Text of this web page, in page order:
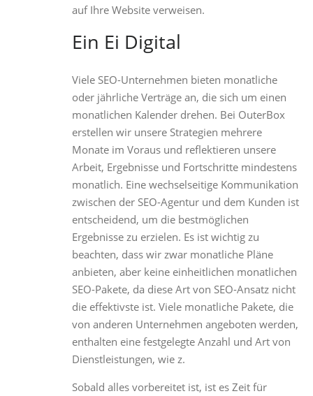
auf Ihre Website verweisen.
Ein Ei Digital
Viele SEO-Unternehmen bieten monatliche
oder jährliche Verträge an, die sich um einen
monatlichen Kalender drehen. Bei OuterBox
erstellen wir unsere Strategien mehrere
Monate im Voraus und reflektieren unsere
Arbeit, Ergebnisse und Fortschritte mindestens
monatlich. Eine wechselseitige Kommunikation
zwischen der SEO-Agentur und dem Kunden ist
entscheidend, um die bestmöglichen
Ergebnisse zu erzielen. Es ist wichtig zu
beachten, dass wir zwar monatliche Pläne
anbieten, aber keine einheitlichen monatlichen
SEO-Pakete, da diese Art von SEO-Ansatz nicht
die effektivste ist. Viele monatliche Pakete, die
von anderen Unternehmen angeboten werden,
enthalten eine festgelegte Anzahl und Art von
Dienstleistungen, wie z.
Sobald alles vorbereitet ist, ist es Zeit für